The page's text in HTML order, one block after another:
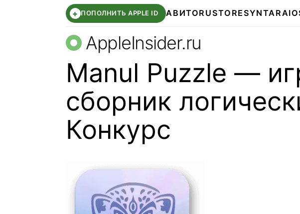
+ ПОПОЛНИТЬ APPLE ID АВИТОRUSTORESYNTARA
AppleInsider.ru
Manul Puzzle —
сборник
Конкурс